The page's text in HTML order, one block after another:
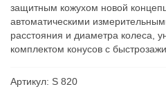
защитным кожухом новой
автоматическими
расстояния и диаметра колеса,
комплектом конусов с
Артикул: S 820